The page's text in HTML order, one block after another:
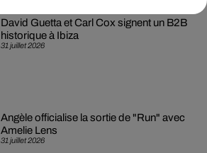
31 juillet 2026
David Guetta et Carl Cox signent un B2B
historique à Ibiza
31 juillet 2026
Angèle officialise la sortie de "Run" avec
Amelie Lens